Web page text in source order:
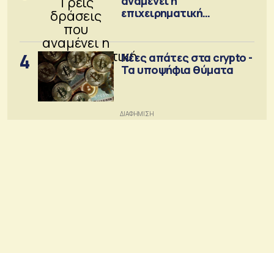
επιχειρηματική
4
Νέες απάτες στα crypto -
Τα υποψήφια θύματα